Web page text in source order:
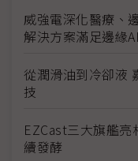
威強電深化醫療、
解決方案滿足邊緣
從潤滑油到冷卻液
技
EZCast三大旗艦亮
續發酵